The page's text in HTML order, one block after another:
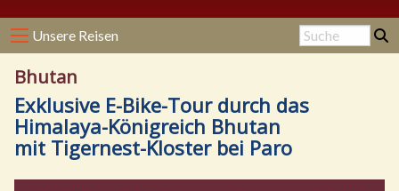
Unsere Reisen
Bhutan
Exklusive E-Bike-Tour durch das
Himalaya-Königreich Bhutan
mit Tigernest-Kloster bei Paro